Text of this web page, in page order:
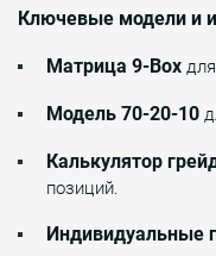
Ключевые модели и
Матрица 9-Box
Модель 70-20-10
Калькулятор
позиций.
Индивидуальные